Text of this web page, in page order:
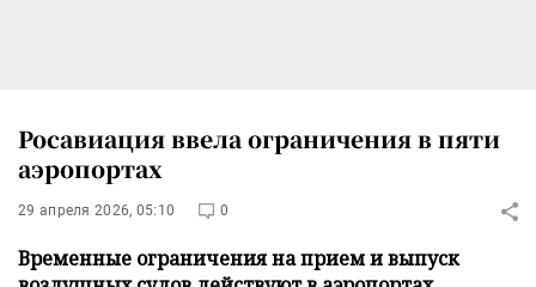
Росавиация ввела ограничения в пяти
аэропортах
29 апреля 2026, 05:10 0
Временные ограничения на прием и выпуск